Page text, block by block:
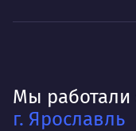
Мы работали
г. Ярославль